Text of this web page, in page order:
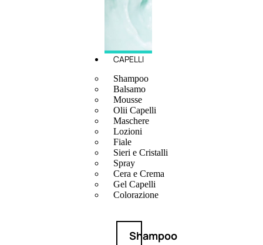
CAPELLI
Shampoo
Balsamo
Mousse
Olii Capelli
Maschere
Lozioni
Fiale
Sieri e Cristalli
Spray
Cera e Crema
Gel Capelli
Colorazione
Shampoo